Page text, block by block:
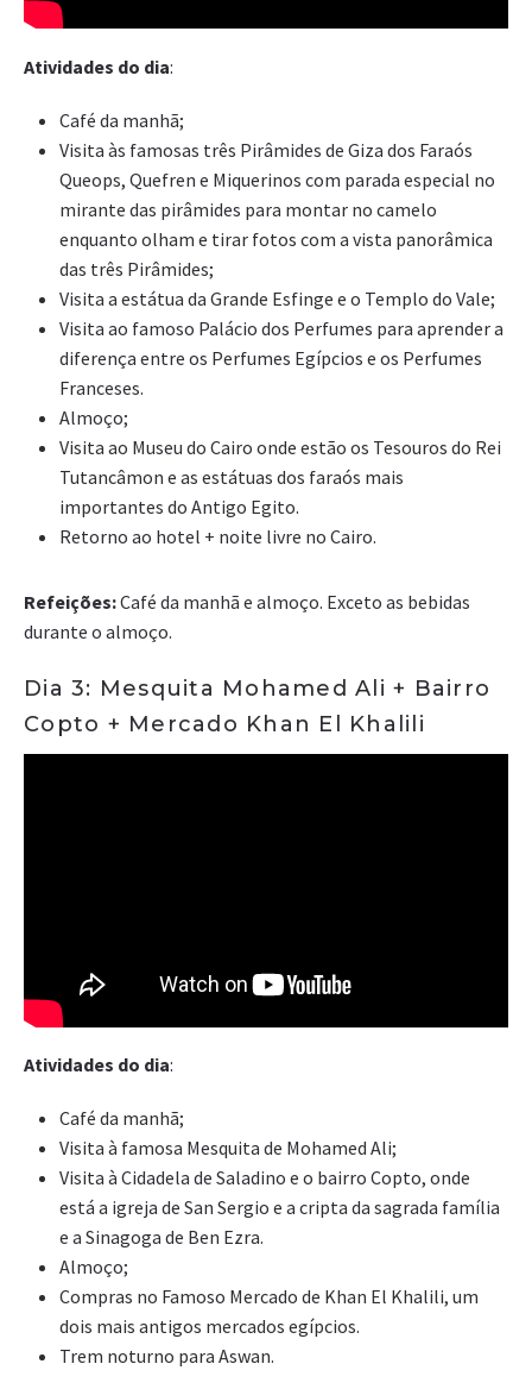
Atividades do dia:
Café da manhã;
Visita às famosas três Pirâmides de Giza dos Faraós
Queops, Quefren e Miquerinos com parada especial no
mirante das pirâmides para montar no camelo
enquanto olham e tirar fotos com a vista panorâmica
das três Pirâmides;
Visita a estátua da Grande Esfinge e o Templo do Vale;
Visita ao famoso Palácio dos Perfumes para aprender a
diferença entre os Perfumes Egípcios e os Perfumes
Franceses.
Almoço;
Visita ao Museu do Cairo onde estão os Tesouros do Rei
Tutancâmon e as estátuas dos faraós mais
importantes do Antigo Egito.
Retorno ao hotel + noite livre no Cairo.
Refeições:Café da manhã e almoço. Exceto as bebidas
durante o almoço.
Dia 3: Mesquita Mohamed Ali + Bairro
Copto + Mercado Khan El Khalili
Atividades do dia:
Café da manhã;
Visita à famosa Mesquita de Mohamed Ali;
Visita à Cidadela de Saladino e o bairro Copto, onde
está a igreja de San Sergio e a cripta da sagrada família
e a Sinagoga de Ben Ezra.
Almoço;
Compras no Famoso Mercado de Khan El Khalili, um
dois mais antigos mercados egípcios.
Trem noturno para Aswan.